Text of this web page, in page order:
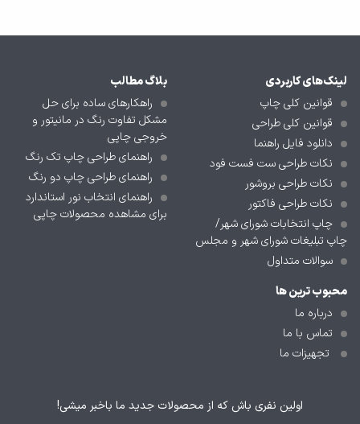
لینک‌های کاربردی
قوانین کلی چاپ
قوانین کلی طراحی
دانلود فایل راهنما
نکات طراحی ست فست فود
نکات طراحی بروشور
نکات طراحی فاکتور
چاپ انتخابات شورای شهر/
چاپ تبلیغات شورای شهر و مجلس
سوالات متداول
بلاگ مطالب
راهکارهای ساده برای حل
مشکل تفاوت رنگ در مانیتور و
خروجی چاپی
راهنمای طراحی چاپ تک رنگ
راهنمای طراحی چاپ دو رنگ
راهنمای انتخاب نور استاندارد
برای مشاهده محصولات چاپی
محبوب ترین ها
درباره ما
تماس با ما
تجهیزات ما
اولین نفری باش که از محصولات جدید ما باخبر میشی!